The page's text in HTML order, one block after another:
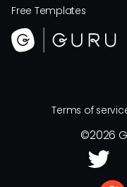
Free Templates
Terms of
©2026